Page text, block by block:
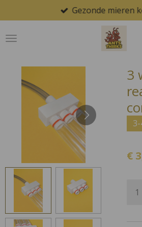
direct
naar
Gezonde mieren
3
€